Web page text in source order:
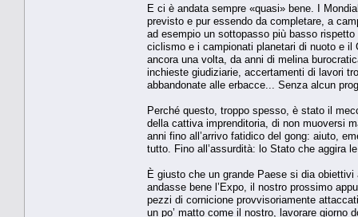
E ci è andata sempre «quasi» bene. I
previsto e pur essendo da completare, a
ad esempio un sottopasso più basso
ciclismo e i campionati planetari di nuoto e il
ancora una volta, da anni di melina
inchieste giudiziarie, accertamenti di lavori
abbandonate alle erbacce... Senza alcun
Perché questo, troppo spesso, è stato il
della cattiva imprenditoria, di non muoversi
anni fino all’arrivo fatidico del gong: aiuto,
tutto. Fino all’assurdità: lo Stato che aggira
È giusto che un grande Paese si dia
andasse bene l’Expo, il nostro prossimo
pezzi di cornicione provvisoriamente
un po’ matto come il nostro, lavorare giorno